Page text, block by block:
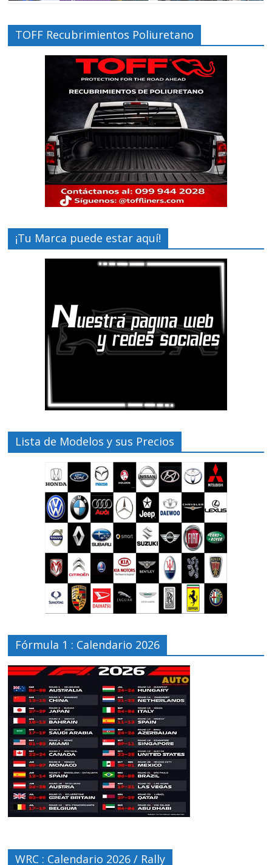
TOFF Recubrimientos Poliuretano
¡Tu Marca puede estar aquí!
Lista de Modelos y sus Precios
Fórmula 1 : Calendario 2026
WRC : Calendario 2026 / Rally